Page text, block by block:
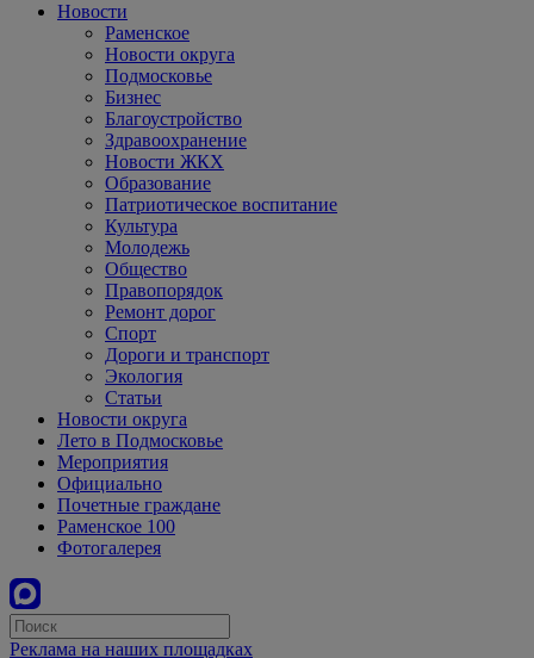
Новости
Раменское
Новости округа
Подмосковье
Бизнес
Благоустройство
Здравоохранение
Новости ЖКХ
Образование
Патриотическое воспитание
Культура
Молодежь
Общество
Правопорядок
Ремонт дорог
Спорт
Дороги и транспорт
Экология
Статьи
Новости округа
Лето в Подмосковье
Мероприятия
Официально
Почетные граждане
Раменское 100
Фотогалерея
Реклама на наших площадках